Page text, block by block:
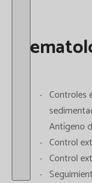
Controles
Antígeno
Control
Control